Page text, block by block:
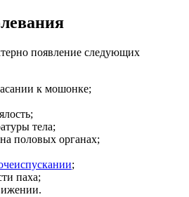
появление следующих
к мошонке;
тела;
половых органах;
;
паха;